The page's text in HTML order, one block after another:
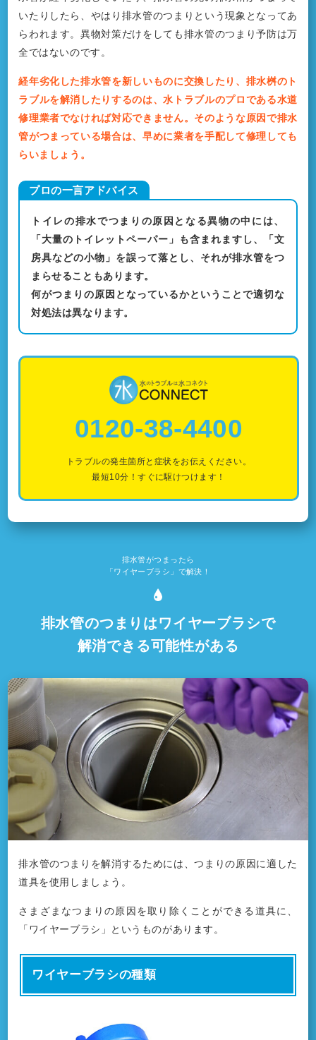
いたりしたら、やはり排水管のつまりという現象となってあ
らわれます。異物対策だけをしても排水管のつまり予防は万
全ではないのです。
経年劣化した排水管を新しいものに交換したり、排水桝のト
ラブルを解消したりするのは、水トラブルのプロである水道
修理業者でなければ対応できません。そのような原因で排水
管がつまっている場合は、早めに業者を手配して修理しても
らいましょう。
トイレの排水でつまりの原因となる異物の中には、
「大量のトイレットペーパー」も含まれますし、「文
房具などの小物」を誤って落とし、それが排水管をつ
まらせることもあります。
何がつまりの原因となっているかということで適切な
対処法は異なります。
0120-38-4400
トラブルの発生箇所と症状をお伝えください。
最短10分！すぐに駆けつけます！
排水管がつまったら
「ワイヤーブラシ」で解決！
排水管のつまりはワイヤーブラシで
解消できる可能性がある
排水管のつまりを解消するためには、つまりの原因に適した
道具を使用しましょう。
さまざまなつまりの原因を取り除くことができる道具に、
「ワイヤーブラシ」というものがあります。
ワイヤーブラシの種類